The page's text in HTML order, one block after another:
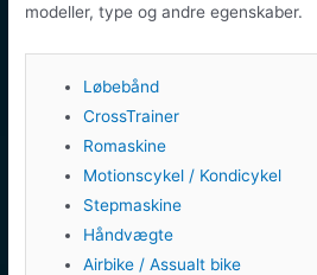
modeller, type og andre egenskaber.
Løbebånd
CrossTrainer
Romaskine
Motionscykel / Kondicykel
Stepmaskine
Håndvægte
Airbike / Assualt bike